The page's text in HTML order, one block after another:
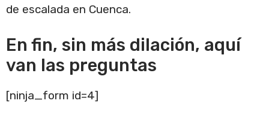
de escalada en Cuenca.
En fin, sin más dilación, aquí
van las preguntas
[ninja_form id=4]